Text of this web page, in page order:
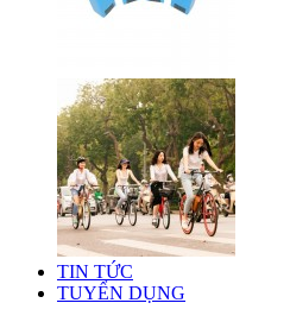
TIN TỨC
TUYỂN DỤNG